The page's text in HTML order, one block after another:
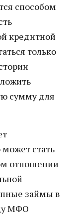
способом
кредитной
только
сумму для
стать
отношении
займы в
МФО